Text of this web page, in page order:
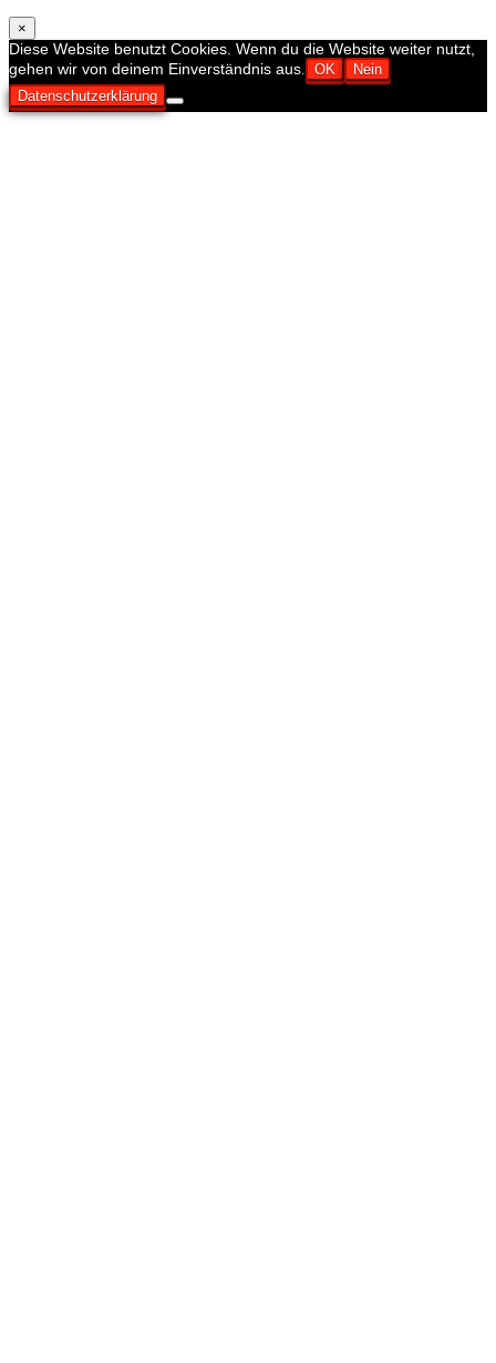
×
Diese Website benutzt Cookies. Wenn du die Website weiter nutzt,
gehen wir von deinem Einverständnis aus.
OK
Nein
Datenschutzerklärung